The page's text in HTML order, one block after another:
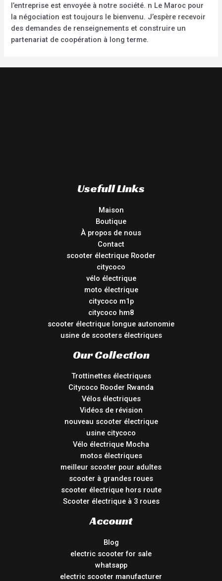
l’entreprise est envoyée à notre société. n Le Maroc pour
la négociation est toujours le bienvenu. J’espère recevoir
des demandes de renseignements et construire un
partenariat de coopération à long terme.
Usefull Links
Maison
Boutique
À propos de nous
Contact
scooter électrique Rooder
citycoco
vélo électrique
moto électrique
citycoco m1p
citycoco hm8
scooter électrique longue autonomie
usine de scooters électriques
Our Collection
Trottinettes électriques
Citycoco Rooder Rwanda
Vélos électriques
Vidéos de révision
nouveau scooter électrique
usine citycoco
Vélo électrique Mocha
motos électriques
meilleur scooter pour adultes
scooter à grandes roues
scooter électrique hors route
Scooter électrique à 3 roues
Account
Blog
electric scooter for sale
whatsapp
electric scooter manufacturer